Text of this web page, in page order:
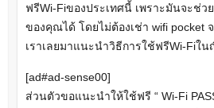
ฟรีWi-Fiของประเทศนี้ เพราะมันจะช่ว
ของคุณได้ โดยไม่ต้องเช่า wifi pocket
เราเลยมาแนะนำวิธีการใช้ฟรีWi-Fiใ
[ad#ad-sense00]
ส่วนตัวขอแนะนำให้ใช้ฟรี “ Wi-Fi